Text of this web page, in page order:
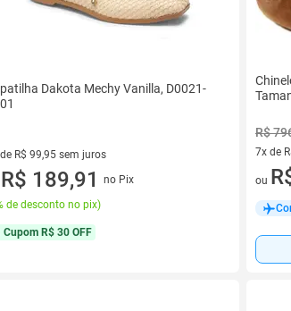
Dakota Mechy Vanilla, D0021-
R$ 99,95 sem juros
de R$ 99,95 sem juros
R$ 189,91
no Pix
de desconto no pix)
Cupom R$ 30 OFF
R$
7x de
7 vez
ou